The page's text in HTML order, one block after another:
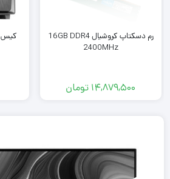
رم دسکتاپ کروشیال 16GB DDR4
2400MHz
14,879,500 تومان